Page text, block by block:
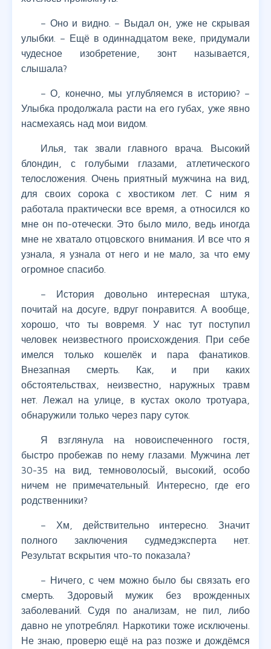
– Оно и видно. – Выдал он, уже не скрывая
улыбки. – Ещё в одиннадцатом веке, придумали
чудесное изобретение, зонт называется,
слышала?
– О, конечно, мы углубляемся в историю? –
Улыбка продолжала расти на его губах, уже явно
насмехаясь над мои видом.
Илья, так звали главного врача. Высокий
блондин, с голубыми глазами, атлетического
телосложения. Очень приятный мужчина на вид,
для своих сорока с хвостиком лет. С ним я
работала практически все время, а относился ко
мне он по-отечески. Это было мило, ведь иногда
мне не хватало отцовского внимания. И все что я
узнала, я узнала от него и не мало, за что ему
огромное спасибо.
– История довольно интересная штука,
почитай на досуге, вдруг понравится. А вообще,
хорошо, что ты вовремя. У нас тут поступил
человек неизвестного происхождения. При себе
имелся только кошелёк и пара фанатиков.
Внезапная смерть. Как, и при каких
обстоятельствах, неизвестно, наружных травм
нет. Лежал на улице, в кустах около тротуара,
обнаружили только через пару суток.
Я взглянула на новоиспеченного гостя,
быстро пробежав по нему глазами. Мужчина лет
30-35 на вид, темноволосый, высокий, особо
ничем не примечательный. Интересно, где его
родственники?
– Хм, действительно интересно. Значит
полного заключения судмедэксперта нет.
Результат вскрытия что-то показала?
– Ничего, с чем можно было бы связать его
смерть. Здоровый мужик без врожденных
заболеваний. Судя по анализам, не пил, либо
давно не употреблял. Наркотики тоже исключены.
Не знаю, проверю ещё на раз позже и дождёмся